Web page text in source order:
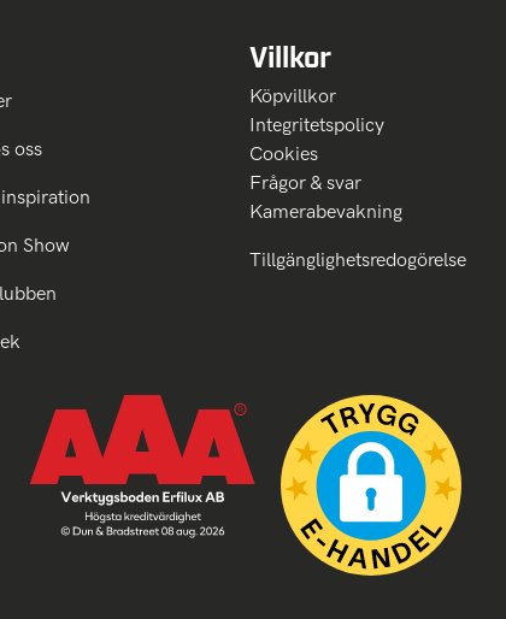
oss
Show
Villkor
Köpvillkor
Integritetspolicy
Cookies
Frågor & svar
Kamerabevakning
Tillgänglighetsredogörelse